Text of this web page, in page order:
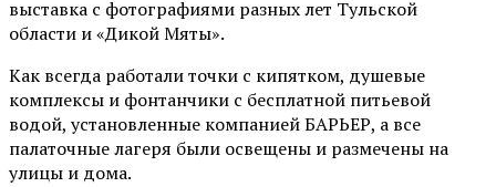
выставка с фотографиями разных лет Тульской
области и «Дикой Мяты».
Как всегда работали точки с кипятком, душевые
комплексы и фонтанчики с бесплатной питьевой
водой, установленные компанией БАРЬЕР, а все
палаточные лагеря были освещены и размечены на
улицы и дома.